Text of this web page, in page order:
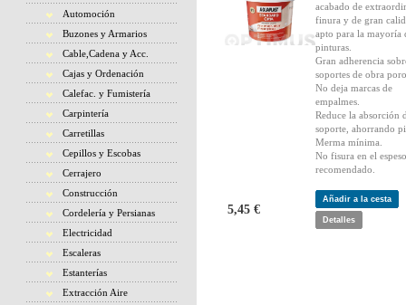
Automoción
Buzones y Armarios
Cable,Cadena y Acc.
Cajas y Ordenación
Calefac. y Fumistería
Carpintería
Carretillas
Cepillos y Escobas
Cerrajero
Construcción
Cordelería y Persianas
Electricidad
Escaleras
Estanterías
Extracción Aire
acabado de
finura y de gran
apto para la mayoría
pinturas.
Gran adherencia
soportes de obra
No deja marcas de
empalmes.
Reduce la absorción
soporte, ahorrando
Merma mínima.
No fisura en el
recomendado.
5,45 €
Añadir a la cesta
Detalles